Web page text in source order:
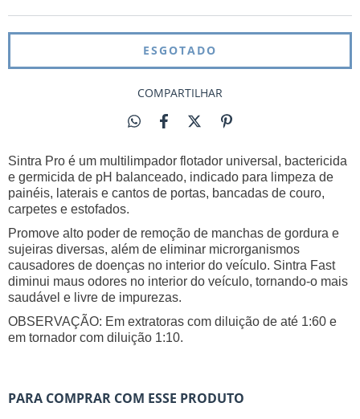
COMPARTILHAR
Sintra Pro é um multilimpador flotador universal, bactericida
e germicida de pH balanceado, indicado para limpeza de
painéis, laterais e cantos de portas, bancadas de couro,
carpetes e estofados.
Promove alto poder de remoção de manchas de gordura e
sujeiras diversas, além de eliminar microrganismos
causadores de doenças no interior do veículo. Sintra Fast
diminui maus odores no interior do veículo, tornando-o mais
saudável e livre de impurezas.
OBSERVAÇÃO: Em extratoras com diluição de até 1:60 e
em tornador com diluição 1:10.
PARA COMPRAR COM ESSE PRODUTO